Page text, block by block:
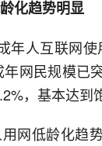
化趋势明显
年人互联网
网民规模已
，基本达到
网低龄化趋